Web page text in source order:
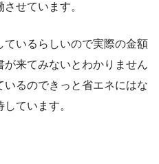
せています。
いるらしいので実際の金額
来てみないとわかりません
るのできっと省エネにはな
ています。